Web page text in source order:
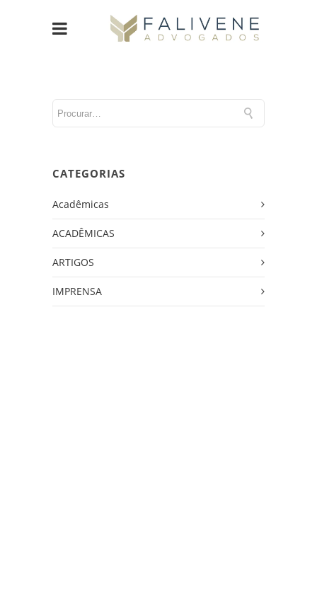
CATEGORIAS
Acadêmicas
ACADÊMICAS
ARTIGOS
IMPRENSA